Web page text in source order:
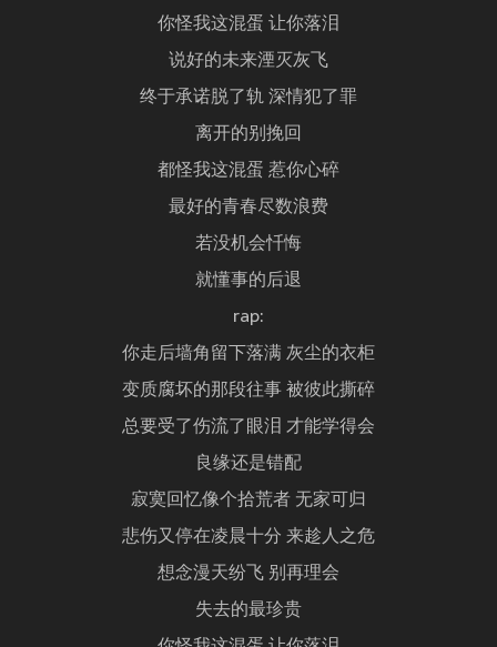
你怪我这混蛋 让你落泪
说好的未来湮灭灰飞
终于承诺脱了轨 深情犯了罪
离开的别挽回
都怪我这混蛋 惹你心碎
最好的青春尽数浪费
若没机会忏悔
就懂事的后退
rap:
你走后墙角留下落满 灰尘的衣柜
变质腐坏的那段往事 被彼此撕碎
总要受了伤流了眼泪 才能学得会
良缘还是错配
寂寞回忆像个拾荒者 无家可归
悲伤又停在凌晨十分 来趁人之危
想念漫天纷飞 别再理会
失去的最珍贵